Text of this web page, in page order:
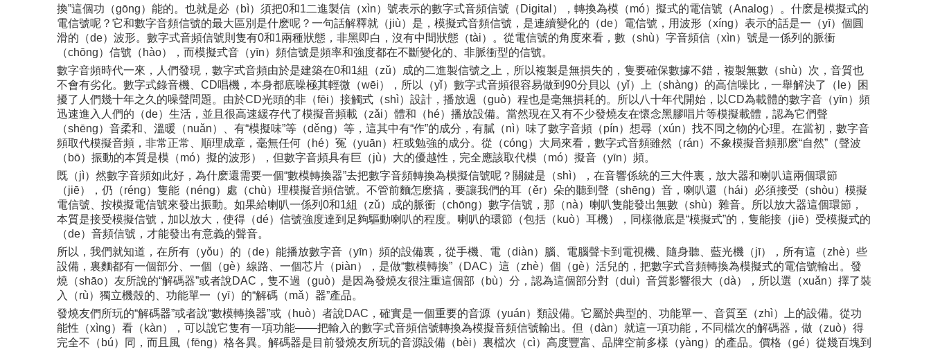
換”這個功（gōng）能的。也就是必（bì）須把0和1二進製信（xìn）號表示的數字式音頻信號（Digital），轉換為模（mó）擬式的電信號（Analog）。什麽是模擬式的
電信號呢？它和數字音頻信號的最大區別是什麽呢？一句話解釋就（jiù）是，模擬式音頻信號，是連續變化的（de）電信號，用波形（xíng）表示的話是一（yī）個圓
滑的（de）波形。數字式音頻信號則隻有0和1兩種狀態，非黑即白，沒有中間狀態（tài）。從電信號的角度來看，數（shù）字音頻信（xìn）號是一係列的脈衝
（chōng）信號（hào），而模擬式音（yīn）頻信號是頻率和強度都在不斷變化的、非脈衝型的信號。
數字音頻時代一來，人們發現，數字式音頻由於是建築在0和1組（zǔ）成的二進製信號之上，所以複製是無損失的，隻要確保數據不錯，複製無數（shù）次，音質也
不會有劣化。數字式錄音機、CD唱機，本身都底噪極其輕微（wēi），所以（yǐ）數字式音頻很容易做到90分貝以（yǐ）上（shàng）的高信噪比，一舉解決了（le）困
擾了人們幾十年之久的噪聲問題。由於CD光頭的非（fēi）接觸式（shì）設計，播放過（guò）程也是毫無損耗的。所以八十年代開始，以CD為載體的數字音（yīn）頻
迅速進入人們的（de）生活，並且很高速緩存代了模擬音頻載（zǎi）體和（hé）播放設備。當然現在又有不少發燒友在懷念黑膠唱片等模擬載體，認為它們聲
（shēng）音柔和、溫暖（nuǎn）、有“模擬味”等（děng）等，這其中有“作”的成分，有膩（nì）味了數字音頻（pín）想尋（xún）找不同之物的心理。在當初，數字音
頻取代模擬音頻，非常正常、順理成章，毫無任何（hé）冤（yuān）枉或勉強的成分。從（cóng）大局來看，數字式音頻雖然（rán）不象模擬音頻那麽“自然”（聲波
（bō）振動的本質是模（mó）擬的波形），但數字音頻具有巨（jù）大的優越性，完全應該取代模（mó）擬音（yīn）頻。
既（jì）然數字音頻如此好，為什麽還需要一個“數模轉換器”去把數字音頻轉換為模擬信號呢？關鍵是（shì），在音響係統的三大件裏，放大器和喇叭這兩個環節
（jiē），仍（réng）隻能（néng）處（chù）理模擬音頻信號。不管前麵怎麽搞，要讓我們的耳（ěr）朵的聽到聲（shēng）音，喇叭還（hái）必須接受（shòu）模擬
電信號、按模擬電信號來發出振動。如果給喇叭一係列0和1組（zǔ）成的脈衝（chōng）數字信號，那（nà）喇叭隻能發出無數（shù）雜音。所以放大器這個環節，
本質是接受模擬信號，加以放大，使得（dé）信號強度達到足夠驅動喇叭的程度。喇叭的環節（包括（kuò）耳機），同樣徹底是“模擬式”的，隻能接（jiē）受模擬式的
（de）音頻信號，才能發出有意義的聲音。
所以，我們就知道，在所有（yǒu）的（de）能播放數字音（yīn）頻的設備裏，從手機、電（diàn）腦、電腦聲卡到電視機、隨身聽、藍光機（jī），所有這（zhè）些
設備，裏麵都有一個部分、一個（gè）線路、一個芯片（piàn），是做“數模轉換”（DAC）這（zhè）個（gè）活兒的，把數字式音頻轉換為模擬式的電信號輸出。發
燒（shāo）友所說的“解碼器”或者說DAC，隻不過（guò）是因為發燒友很注重這個部（bù）分，認為這個部分對（duì）音質影響很大（dà），所以選（xuǎn）擇了裝
入（rù）獨立機殼的、功能單一（yī）的“解碼（mǎ）器”產品。
發燒友們所玩的“解碼器”或者說“數模轉換器”或（huò）者說DAC，確實是一個重要的音源（yuán）類設備。它屬於典型的、功能單一、音質至（zhì）上的設備。從功
能性（xìng）看（kàn），可以說它隻有一項功能——把輸入的數字式音頻信號轉換為模擬音頻信號輸出。但（dàn）就這一項功能，不同檔次的解碼器，做（zuò）得
完全不（bú）同，而且風（fēng）格各異。解碼器是目前發燒友所玩的音源設備（bèi）裏檔次（cì）高度豐富、品牌空前多樣（yàng）的產品。價格（gé）從幾百塊到